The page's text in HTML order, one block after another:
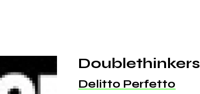
Doublethinkers
Delitto Perfetto